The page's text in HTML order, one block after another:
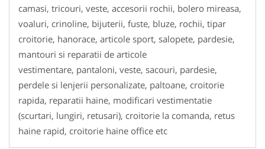
camasi, tricouri, veste, accesorii rochii, bolero mireasa,
voaluri, crinoline, bijuterii, fuste, bluze, rochii, tipar
croitorie, hanorace, articole sport, salopete, pardesie,
mantouri si reparatii de articole
vestimentare, pantaloni, veste, sacouri, pardesie,
perdele si lenjerii personalizate, paltoane, croitorie
rapida, reparatii haine, modificari vestimentatie
(scurtari, lungiri, retusari), croitorie la comanda, retus
haine rapid, croitorie haine office etc